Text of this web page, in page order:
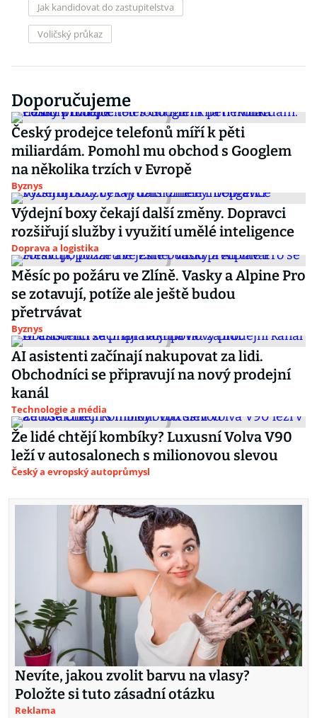
Jak kandidovat do zastupitelstva
Voličský průkaz
Doporučujeme
Český prodejce telefonů míří k pěti
miliardám. Pomohl mu obchod s Googlem
na několika trzích v Evropě
Byznys
Výdejní boxy čekají další změny. Dopravci
rozšiřují služby i využití umělé inteligence
Doprava a logistika
Měsíc po požáru ve Zlíně. Vasky a Alpine Pro
se zotavují, potíže ale ještě budou
přetrvávat
Byznys
AI asistenti začínají nakupovat za lidi.
Obchodníci se připravují na nový prodejní
kanál
Technologie a média
Že lidé chtějí kombíky? Luxusní Volva V90
leží v autosalonech s milionovou slevou
Český a evropský autoprůmysl
Nevíte, jakou zvolit barvu na vlasy?
Položte si tuto zásadní otázku
Reklama